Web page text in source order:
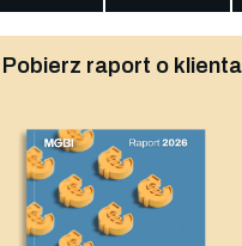
Pobierz raport o